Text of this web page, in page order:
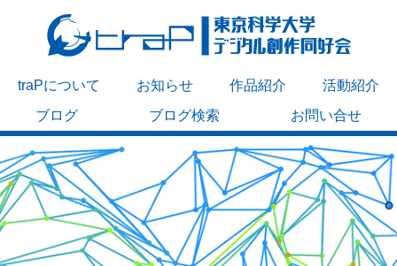
traPについて お知らせ 作品紹介
活動紹介
ブログ
ブログ検索 お問い合せ